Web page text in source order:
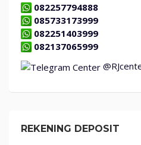
082257794888
085733173999
082251403999
082137065999
REKENING DEPOSIT